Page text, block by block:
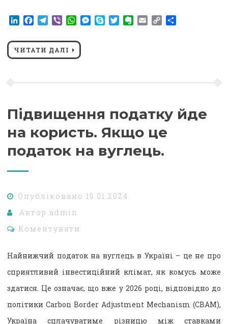
LinkedIn
Facebook
Telegram
ViberWhatsApp
Messenger
SkypeTwitterEvernote
EmailCopy
ЧИТАТИ ДАЛІ
Підвищення податку йде
на користь. Якщо це
податок на вуглець.
Опубліковано 19.01.2024
Автор admin
Коментувати
Найнижчий податок на вуглець в Україні – це не про
сприятливий інвестиційний клімат, як комусь може
здатися. Це означає, що вже у 2026 році, відповідно до
політики Carbon Border Adjustment Mechanism (CBAM),
Україна сплачуватиме різницю між ставками